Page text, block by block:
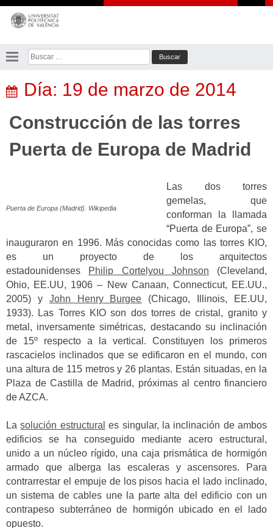
Saltar
contenido
Buscar:
Día: 19 de marzo de 2014
Construcción de las torres
Puerta de Europa de Madrid
Puerta de Europa (Madrid). Wikipedia
Las dos torres
gemelas, que
conforman la llamada
“Puerta de Europa”, se
inauguraron en 1996. Más conocidas como las torres KIO,
es un proyecto de los arquitectos
estadounidenses
Philip Cortelyou Johnson (Cleveland,
Ohio, EE.UU, 1906 – New Canaan, Connecticut, EE.UU.,
2005) y John Henry Burgee (Chicago, Illinois, EE.UU,
1933). Las Torres KIO son dos torres de cristal, granito y
metal, inversamente simétricas, destacando su inclinación
de 15º respecto a la vertical. Constituyen los primeros
rascacielos inclinados que se edificaron en el mundo, con
una altura de 115 metros y 26 plantas. Están situadas, en la
Plaza de Castilla de Madrid, próximas al centro financiero
de AZCA.
Lasolución estructural es singular, la inclinación de ambos
edificios se ha conseguido mediante acero estructural,
unido a un núcleo rígido, una caja prismática de hormigón
armado que alberga las escaleras y ascensores. Para
contrarrestar el empuje de los pisos hacia el lado inclinado,
un sistema de cables une la parte alta del edificio con un
contrapeso subterráneo de hormigón ubicado en el lado
opuesto.